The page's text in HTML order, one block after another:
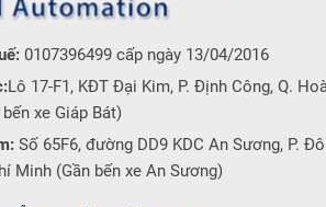
0107396499 cấp ngày 13/04/2016
Lô 17-F1, KĐT Đại Kim, P. Định Công, Q.
xe Giáp Bát)
Số 65F6, đường DD9 KDC An Sương, P.
Minh (Gần bến xe An Sương)